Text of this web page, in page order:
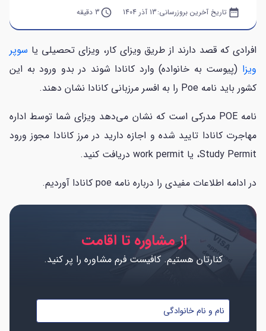
date_range تاریخ آخرین بروزرسانی:13 آذر 1404 query_builder3 دقیقه
افرادی که قصد دارند از طریق ویزای کار، ویزای تحصیلی یا سوپر
ویزا (پیوست به خانواده) وارد کانادا شوند در بدو ورود به این
کشور باید نامه Poe را به افسر مرزبانی کانادا نشان دهند.
نامه POE مدرکی است که نشان می‌دهد ویزای شما توسط اداره
مهاجرت کانادا تایید شده و اجازه دارید در مرز کانادا مجوز ورود
Study Permit، یا work permit دریافت کنید.
در ادامه اطلاعات مفیدی را درباره نامه poe کانادا آوردیم.
از مشاوره تا اقامت
کنارتان هستیم. کافیست فرم مشاوره را پر کنید.
نام
و